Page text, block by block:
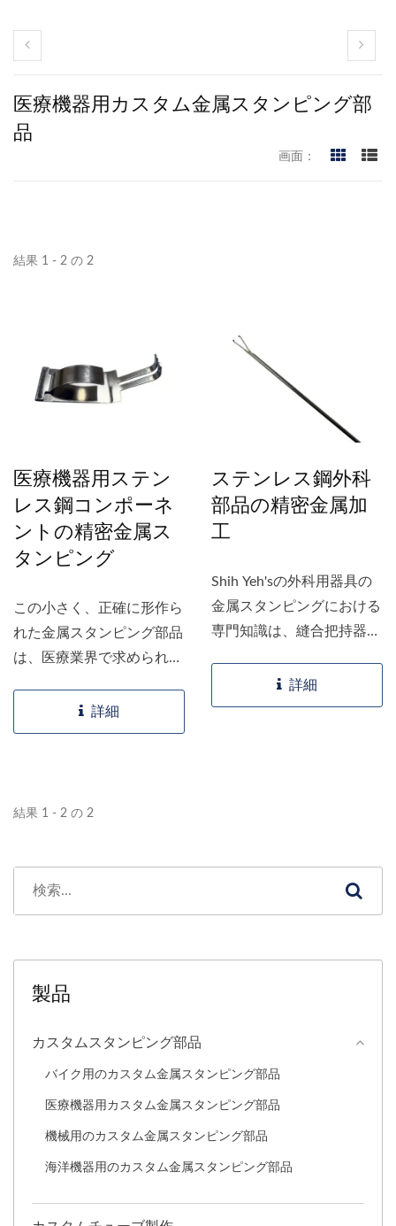
医療機器用カスタム金属スタンピング部
品
画面：
結果 1 - 2 の 2
医療機器用ステン
レス鋼コンポーネ
ントの精密金属ス
タンピング
この小さく、正確に形作ら
れた金属スタンピング部品
は、医療業界で求められる
を満たすために特注され
た、医療およびヘルスケア
詳細
ステンレス鋼外科
部品の精密金属加
工
Shih Yeh'sの外科用器具の
金属スタンピングにおける
専門知識は、縫合把持器の
わせた精密で高い公差の部
品を提供します。...
詳細
結果 1 - 2 の 2
製品
カスタムスタンピング部品
バイク用のカスタム金属スタンピング部品
医療機器用カスタム金属スタンピング部品
機械用のカスタム金属スタンピング部品
海洋機器用のカスタム金属スタンピング部品